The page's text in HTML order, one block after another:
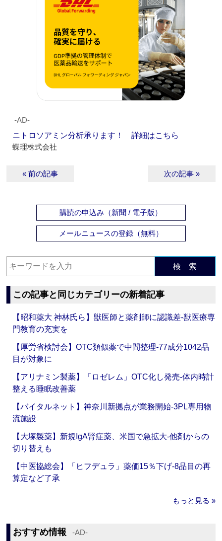
‐AD‐
ニトロソアミン分析承ります！ 詳細はこちら
蝶理株式会社
« 前の記事 次の記事 »
購読の申込み（新聞 / 電子版）
メールニュースの登録（無料）
検 索
この記事と同じカテゴリーの新着記事
【昭和薬大 神林氏ら】獣医師と薬剤師に認識差‐獣医療専
門教育の充実を
【厚労省検討会】OTC類似薬で中間整理‐77成分1042品
目が対象に
【アリナミン製薬】「ロゼレム」OTC化し発売‐体内時計
整える睡眠改善薬
【バイタルネット】神奈川新拠点が業務開始‐3PL専用物
流施設
【大塚製薬】新規IgA腎症薬、米国で急拡大‐他剤からの
切り替えも
【中医協総会】「ヒフデュラ」薬価15％下げ‐8品目の再
算定など了承
もっと見る »
おすすめ情報 ‐AD‐